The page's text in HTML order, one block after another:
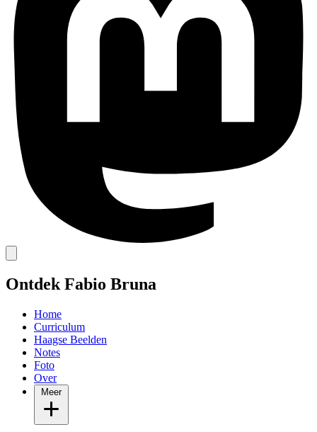
Ontdek Fabio Bruna
Home
Curriculum
Haagse Beelden
Notes
Foto
Over
Meer